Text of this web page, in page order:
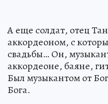
А еще солдат, отец
аккордеоном, с
свадьбы… Он,
аккордеоне, баяне,
Был музыкантом от
Бога.